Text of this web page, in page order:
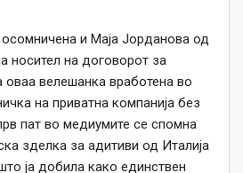
и Маја Јорданова од
носител на договорот за
оваа велешанка вработена во
на приватна компанија без
пат во медиумите се спомна
зделка за адитиви од Италија
ја добила како единствен